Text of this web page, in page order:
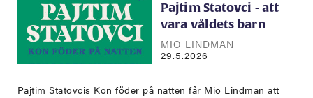
Pajtim Statovci - att
vara våldets barn
MIO LINDMAN
29.5.2026
Pajtim Statovcis Kon föder på natten får Mio Lindman att